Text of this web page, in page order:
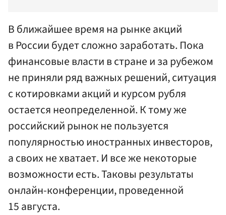
В ближайшее время на рынке акций
в России будет сложно заработать. Пока
финансовые власти в стране и за рубежом
не приняли ряд важных решений, ситуация
с котировками акций и курсом рубля
остается неопределенной. К тому же
российский рынок не пользуется
популярностью иностранных инвесторов,
а своих не хватает. И все же некоторые
возможности есть. Таковы результаты
онлайн-конференции, проведенной
15 августа.